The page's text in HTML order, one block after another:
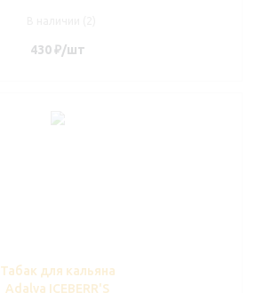
430₽/шт
Табак для кальяна
Adalya ICEBERR'S